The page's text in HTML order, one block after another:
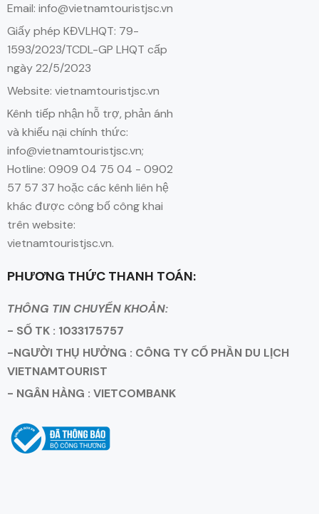
Email: info@vietnamtouristjsc.vn
Giấy phép KĐVLHQT: 79-
1593/2023/TCDL-GP LHQT cấp
ngày 22/5/2023
Website: vietnamtouristjsc.vn
Kênh tiếp nhận hỗ trợ, phản ánh
và khiếu nại chính thức:
info@vietnamtouristjsc.vn;
Hotline: 0909 04 75 04 - 0902
57 57 37 hoặc các kênh liên hệ
khác được công bố công khai
trên website:
vietnamtouristjsc.vn.
PHƯƠNG THỨC THANH TOÁN:
THÔNG TIN CHUYỂN KHOẢN:
- SỐ TK : 1033175757
-NGƯỜI THỤ HƯỞNG : CÔNG TY CỔ PHẦN DU LỊCH
VIETNAMTOURIST
- NGÂN HÀNG : VIETCOMBANK